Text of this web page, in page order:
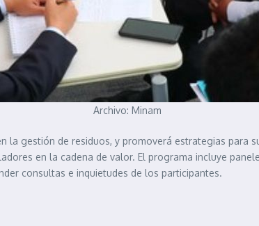
Archivo: Minam
la gestión de residuos, y promoverá estrategias para
en la cadena de valor. El programa incluye
consultas e inquietudes de los participantes.